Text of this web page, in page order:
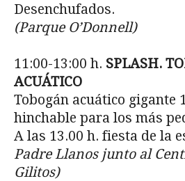
Desenchufados.
(Parque O’Donnell)
11:00-13:00 h. SPLASH.
ACUÁTICO
Tobogán acuático gigante
hinchable para los más
A las 13.00 h. fiesta de la
Padre Llanos junto al
Gilitos)